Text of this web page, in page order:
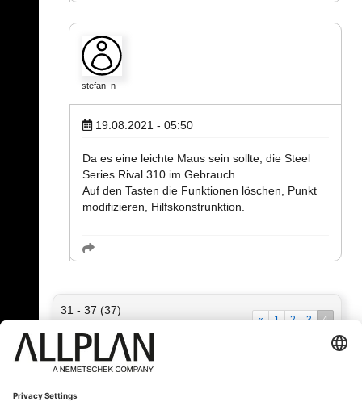
stefan_n
19.08.2021 - 05:50
Da es eine leichte Maus sein sollte, die Steel
Series Rival 310 im Gebrauch.
Auf den Tasten die Funktionen löschen, Punkt
modifizieren, Hilfskonstrunktion.
31 - 37 (37)
« 1 2 3 4
« Zurück